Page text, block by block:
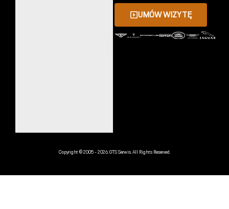
UMÓW WIZYTĘ
Copyright © 2005 - 2026. GTS Serwis. All Rights Reserved.